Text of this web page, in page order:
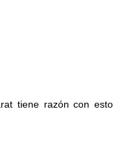
tiene razón con esto